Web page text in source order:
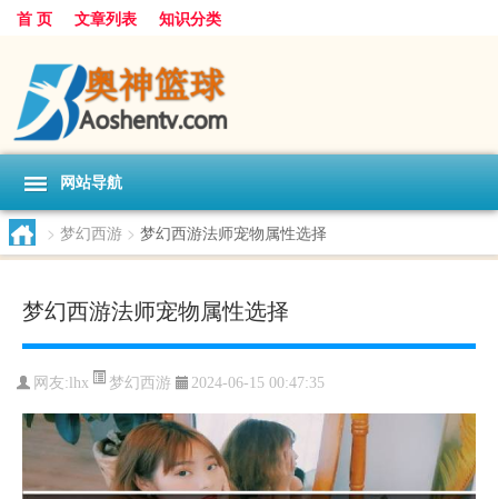
首 页 文章列表 知识分类
网站导航
> 梦幻西游 > 梦幻西游法师宠物属性选择
梦幻西游法师宠物属性选择
网友:lhx 梦幻西游 2024-06-15 00:47:35